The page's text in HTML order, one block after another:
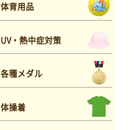
体育用品
UV・熱中症対策
各種メダル
体操着